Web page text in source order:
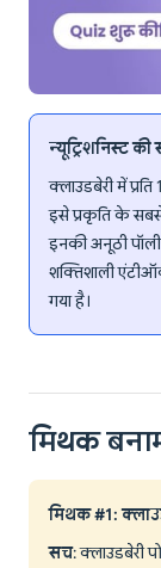
न्यूट्रिशनिस्ट की
क्लाउडबेरी में
इसे प्रकृति के सबसे
इनकी अनूठी
शक्तिशाली
गया है।
मिथक
मिथक #1:
सच: क्लाउडबेरी